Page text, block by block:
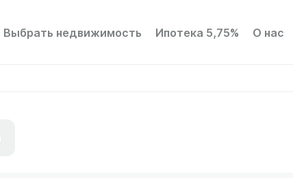
Выбрать недвижимость Ипотека 5,75% О нас